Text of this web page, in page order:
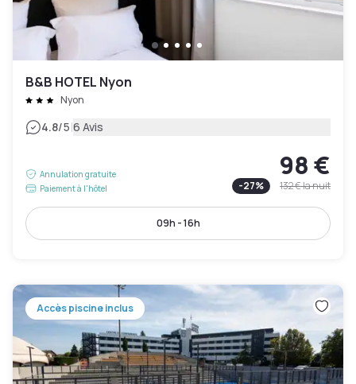
B&B HOTEL Nyon
Nyon
4.8/5|6 Avis
Annulation gratuite
Paiement à l'hôtel
98 €
-27% 132 €la nuit
09h - 16h
Accès piscine inclus